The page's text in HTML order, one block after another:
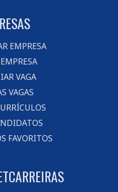
EMPRESA
VAGA
VAGAS
FAVORITOS